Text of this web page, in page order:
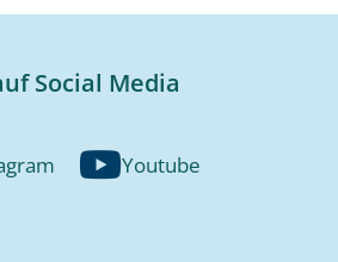
Social Media
Youtube